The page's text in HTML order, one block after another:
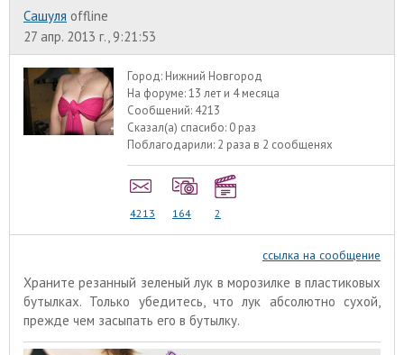
Сашуля offline
27 апр. 2013 г., 9:21:53
Город: Нижний Новгород
На форуме:13 лет и 4 месяца
Сообщений: 4213
Сказал(а) спасибо: 0 раз
Поблагодарили: 2 раза в 2 сообщенях
4213 164 2
ссылка на сообщение
Храните резанный зеленый лук в морозилке в пластиковых
бутылках. Только убедитесь, что лук абсолютно сухой,
прежде чем засыпать его в бутылку.